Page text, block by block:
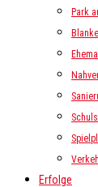
Park
Erfolge